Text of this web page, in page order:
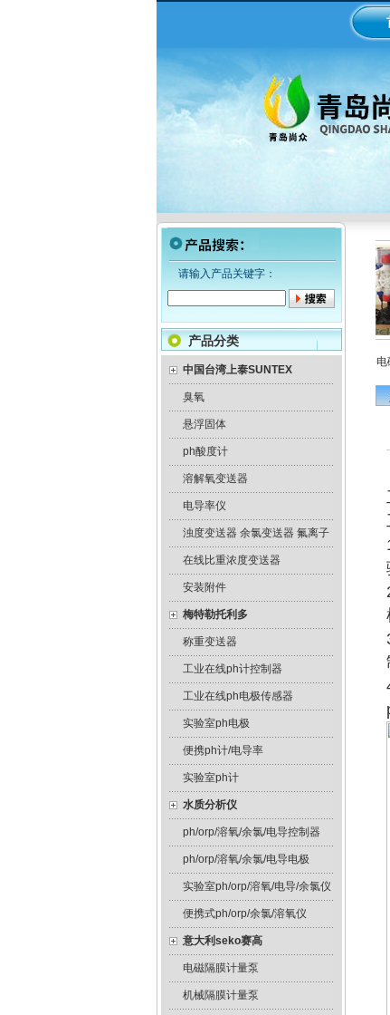
请输入产品关键字：
产品分类
中国台湾上泰SUNTEX
臭氧
悬浮固体
ph酸度计
溶解氧变送器
电导率仪
浊度变送器 余氯变送器 氟离子
在线比重浓度变送器
安装附件
梅特勒托利多
称重变送器
工业在线ph计控制器
工业在线ph电极传感器
实验室ph电极
便携ph计/电导率
实验室ph计
水质分析仪
ph/orp/溶氧/余氯/电导控制器
ph/orp/溶氧/余氯/电导电极
实验室ph/orp/溶氧/电导/余氯仪
便携式ph/orp/余氯/溶氧仪
意大利seko赛高
电磁隔膜计量泵
机械隔膜计量泵
美国米顿罗机械隔膜计量泵 意大利seko电磁